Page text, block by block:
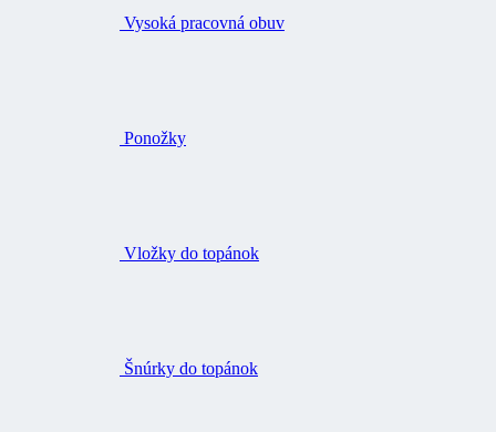
Vysoká pracovná obuv
Ponožky
Vložky do topánok
Šnúrky do topánok